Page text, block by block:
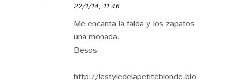
22/1/14, 11:46
Me encanta la falda y los zapatos
una monada.
Besos
http://lestyledelapetiteblonde.blo